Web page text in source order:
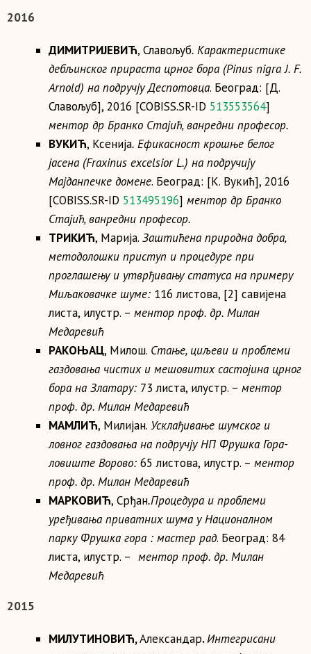
2016
ДИМИТРИЈЕВИЋ, Славољуб. Карактеристике
дебљинског прираста црног бора (Pinus nigra J. F.
Arnold) на подручју Деспотовца. Београд: [Д.
Славољуб], 2016 [COBISS.SR-ID 513553564]
ментор др Бранко Стајић, ванредни професор.
ВУКИЋ, Ксенија. Ефикасност крошње белог
јасена (Fraxinus excelsior L.) на подручију
Мајданпечке домене. Београд: [К. Вукић], 2016
[COBISS.SR-ID 513495196] ментор др Бранко
Стајић, ванредни професор.
ТРИКИЋ, Марија. Заштићена природна добра,
методолошки приступ и процедуре при
проглашењу и утврђивању статуса на примеру
Mиљаковачке шуме: 116 листова, [2] савијена
листа, илустр. – ментор проф. др. Милан
Медаревић
РАКОЊАЦ, Милош. Стање, циљеви и проблеми
газдовања чистих и мешовитих састојина црног
бора на Златару: 73 листа, илустр. – ментор
проф. др. Милан Медаревић
МАМЛИЋ, Милијан. Усклађивање шумског и
ловног газдовања на подручју НП Фрушка Гора-
ловиште Ворово: 65 листова, илустр. – ментор
проф. др. Милан Медаревић
МАРКОВИЋ, Срђан.Процедура и проблеми
уређивања приватних шума у Националном
парку Фрушка гора : мастер рад. Београд: 84
листа, илустр. – ментор проф. др. Милан
Медаревић
2015
МИЛУТИНОВИЋ,Александар.Интегрисани